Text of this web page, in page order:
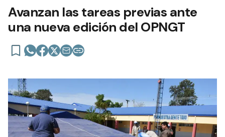
Avanzan las tareas previas ante
una nueva edición del OPNGT